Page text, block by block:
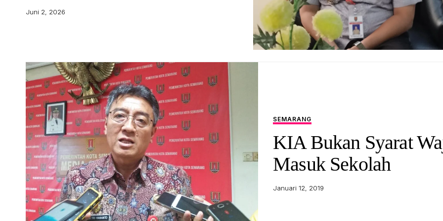
Juni 2, 2026
SEMARANG
KIA Bukan Syarat
Masuk Sekolah
Januari 12, 2019